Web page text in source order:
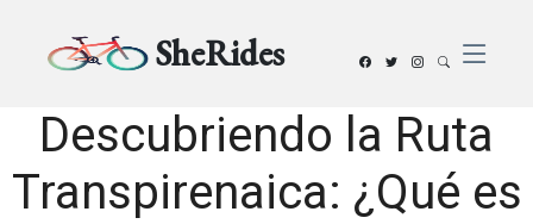
SheRides
Descubriendo la Ruta
Transpirenaica: ¿Qué es